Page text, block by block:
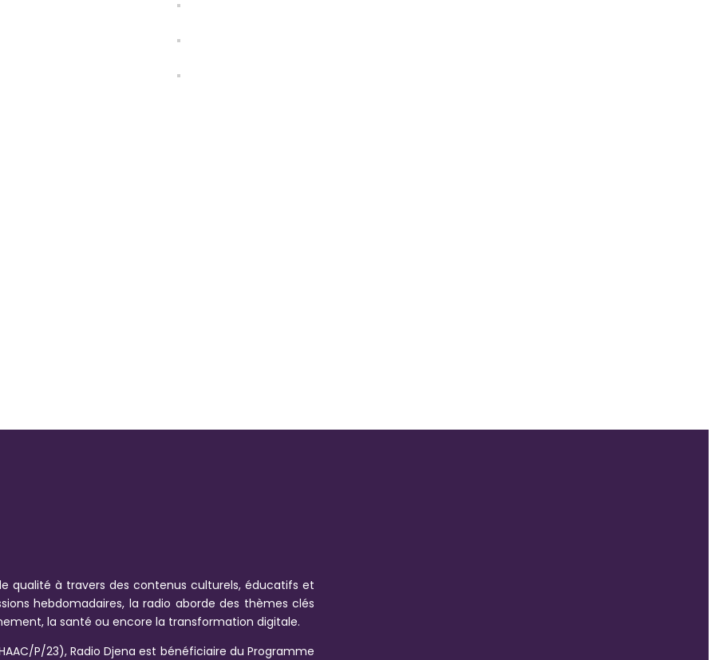
qualité à travers des contenus culturels, éducatifs et
hebdomadaires, la radio aborde des thèmes clés
la santé ou encore la transformation digitale.
P/23), Radio Djena est bénéficiaire du Programme